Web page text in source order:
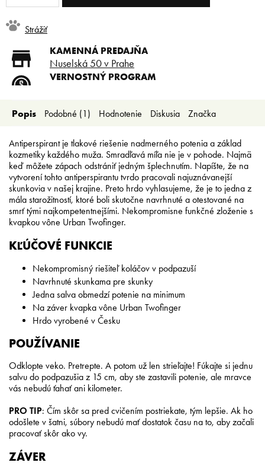
Strážiť
KAMENNÁ PREDAJŇA
Nuselská 50 v Prahe
VERNOSTNÝ PROGRAM
Doprava zadarmo od 80 €
Nízke ceny pre holičov a
kaderníkov
Popis Podobné (1) Hodnotenie Diskusia Značka
Antiperspirant je tlakové riešenie nadmerného potenia a základ
kozmetiky každého muža. Smradľavá míľa nie je v pohode. Najmä
keď môžete zápach odstrániť jedným šplechnutím. Napíšte, že na
vytvorení tohto antiperspirantu tvrdo pracovali najuznávanejší
skunkovia v našej krajine. Preto hrdo vyhlasujeme, že je to jedna z
mála starožitností, ktoré boli skutočne navrhnuté a otestované na
smrť tými najkompetentnejšími. Nekompromisne funkčné zloženie s
kvapkou vône Urban Twofinger.
KĽÚČOVÉ FUNKCIE
Nekompromisný riešiteľ koláčov v podpazuší
Navrhnuté skunkama pre skunky
Jedna salva obmedzí potenie na minimum
Na záver kvapka vône Urban Twofinger
Hrdo vyrobené v Česku
POUŽÍVANIE
Odklopte veko. Pretrepte. A potom už len strieľajte! Fúkajte si jednu
salvu do podpazušia z 15 cm, aby ste zastavili potenie, ale mravce
vás nebudú ťahať ani kilometer.
PRO TIP: Čím skôr sa pred cvičením postriekate, tým lepšie. Ak ho
odošlete v šatni, súbory nebudú mať dostatok času na to, aby začali
pracovať skôr ako vy.
ZÁVER